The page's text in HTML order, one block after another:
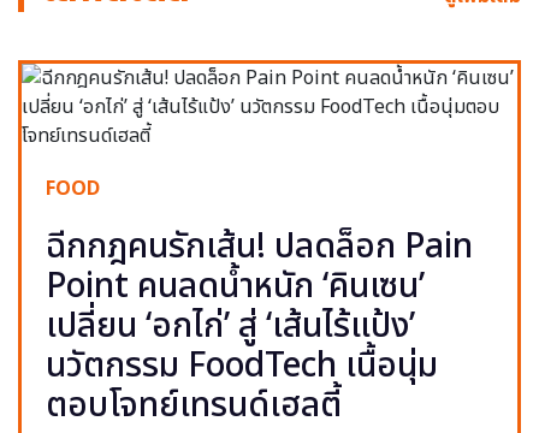
FOOD
ฉีกกฎคนรักเส้น! ปลดล็อก Pain
Point คนลดน้ำหนัก ‘คินเซน’
เปลี่ยน ‘อกไก่’ สู่ ‘เส้นไร้แป้ง’
นวัตกรรม FoodTech เนื้อนุ่ม
ตอบโจทย์เทรนด์เฮลตี้